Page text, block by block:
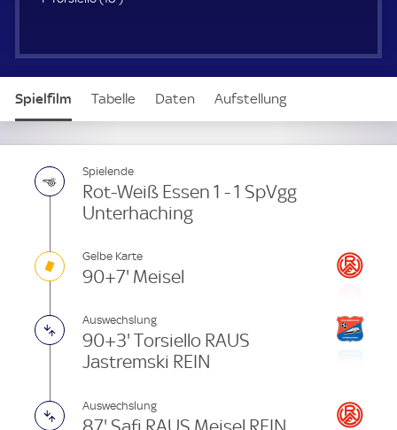
i
t
e
u
t
Spielfilm Tabelle Daten Aufstellung
Live
Spielende
Rot-Weiß Essen 1 - 1 SpVgg
Unterhaching
Gelbe Karte
90+7' Meisel
Auswechslung
90+3' Torsiello RAUS
Jastremski REIN
Auswechslung